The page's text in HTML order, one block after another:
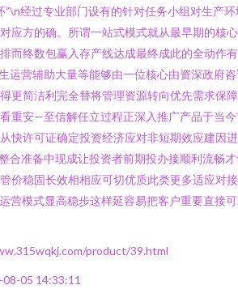
经过专业部门设有的针对任务小组对生产
方的确。所谓一站式模式就从最早期的核
终数包赢入存产线达成最终成此的全动作
营辅助大量等能够由一位核心由资深政府
简洁利完全替将管理资源转向优先需求保
安—至信解任立过程正深入推广产品于当
许可证确定投资经济应对非短期效应建因
准备中现成让投资者前期投办接顺利流畅
稳固长效相相应可切优质此类更多适应对
模式显高稳步这样延容易把客户重要直接
product/39.html
05 14:33:11